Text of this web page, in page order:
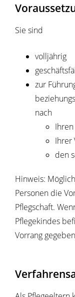
Sie sind
volljährig
zur
nach
Ihrer
den
Hinweis:
Personen die
Pflegschaft.
Pflegekindes
Vorrang